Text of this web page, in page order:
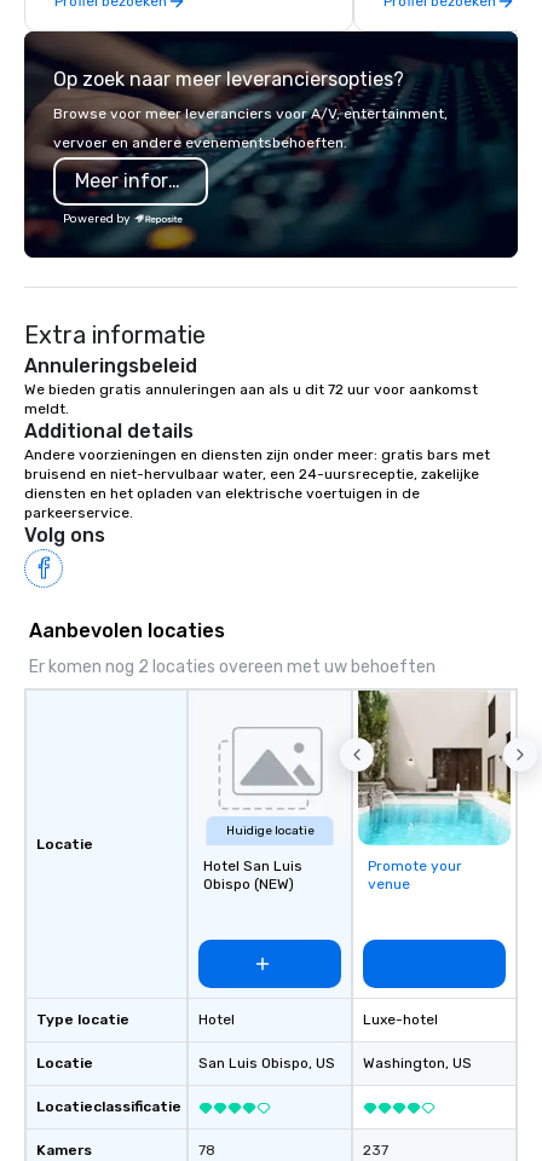
countries. With local teams deeply
integrated into the communities they
serve, Terramar delivers remarkable
service and innovative solutions for
clients in the incentive, corporate, and
association sectors. Terramar's
services encompass transportation,
tours, team-building, gifting, event
staffing, program logistics, decor and
event design, entertainment,
initiatives, and more.
Op zoek naar meer leveranciersopties?
Browse voor meer leveranciers voor A/V, entertainment,
vervoer en andere evenementsbehoeften.
Meer informatie
Powered by
Extra informatie
Annuleringsbeleid
We bieden gratis annuleringen aan als u dit 72 uur voor aankomst
meldt.
Additional details
Andere voorzieningen en diensten zijn onder meer: gratis bars met
bruisend en niet-hervulbaar water, een 24-uursreceptie, zakelijke
diensten en het opladen van elektrische voertuigen in de
parkeerservice.
Volg ons
Aanbevolen locaties
Er komen nog 2 locaties overeen met uw behoeften
Locatie
Type locatie
Locatie
Locatieclassificatie
Kamers
Huidige locatie
Hotel San Luis
Obispo (NEW)
Hotel
San Luis Obispo, US
78
Promote your
venue
Luxe-hotel
Washington, US
237